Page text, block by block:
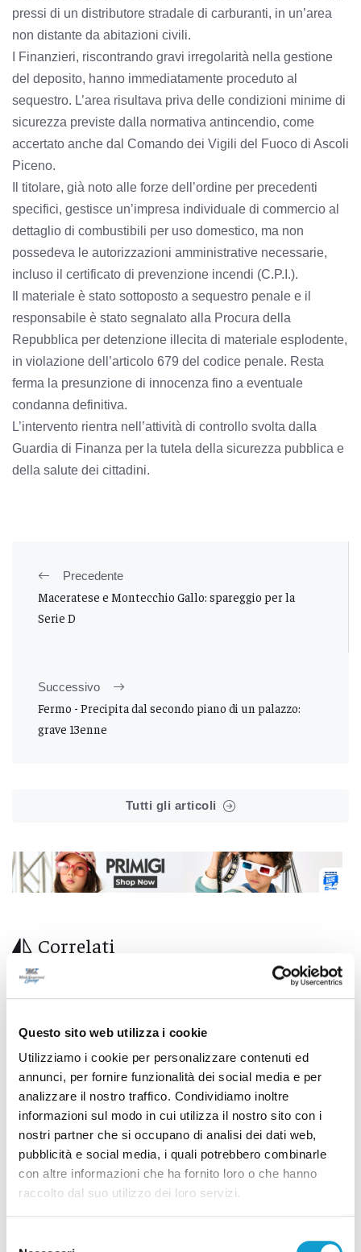
Questo sito web utilizza i cookie
Utilizziamo i cookie per personalizzare contenuti ed
annunci, per fornire funzionalità dei social media e per
analizzare il nostro traffico. Condividiamo inoltre
informazioni sul modo in cui utilizza il nostro sito con i
nostri partner che si occupano di analisi dei dati web,
pubblicità e social media, i quali potrebbero combinarle
con altre informazioni che ha fornito loro o che hanno
raccolto dal suo utilizzo dei loro servizi.
pressi di un distributore stradale di carburanti, in un’area
non distante da abitazioni civili.
I Finanzieri, riscontrando gravi irregolarità nella gestione
del deposito, hanno immediatamente proceduto al
sequestro. L’area risultava priva delle condizioni minime di
sicurezza previste dalla normativa antincendio, come
accertato anche dal Comando dei Vigili del Fuoco di Ascoli
Piceno.
Il titolare, già noto alle forze dell’ordine per precedenti
specifici, gestisce un’impresa individuale di commercio al
dettaglio di combustibili per uso domestico, ma non
possedeva le autorizzazioni amministrative necessarie,
incluso il certificato di prevenzione incendi (C.P.I.).
Il materiale è stato sottoposto a sequestro penale e il
responsabile è stato segnalato alla Procura della
Repubblica per detenzione illecita di materiale esplodente,
in violazione dell’articolo 679 del codice penale. Resta
ferma la presunzione di innocenza fino a eventuale
condanna definitiva.
L’intervento rientra nell’attività di controllo svolta dalla
Guardia di Finanza per la tutela della sicurezza pubblica e
della salute dei cittadini.
Precedente
Maceratese e Montecchio Gallo: spareggio per la
Serie D
Successivo
Fermo - Precipita dal secondo piano di un palazzo:
grave 13enne
Tutti gli articoli
Correlati